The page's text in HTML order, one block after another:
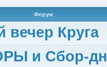
Форум
вечер Круга
и Сбор-